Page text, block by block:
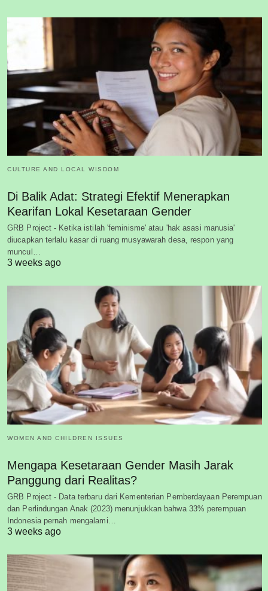
CULTURE AND LOCAL WISDOM
Di Balik Adat: Strategi Efektif Menerapkan
Kearifan Lokal Kesetaraan Gender
GRB Project - Ketika istilah 'feminisme' atau 'hak asasi manusia'
diucapkan terlalu kasar di ruang musyawarah desa, respon yang
muncul…
3 weeks ago
WOMEN AND CHILDREN ISSUES
Mengapa Kesetaraan Gender Masih Jarak
Panggung dari Realitas?
GRB Project - Data terbaru dari Kementerian Pemberdayaan Perempuan
dan Perlindungan Anak (2023) menunjukkan bahwa 33% perempuan
Indonesia pernah mengalami…
3 weeks ago